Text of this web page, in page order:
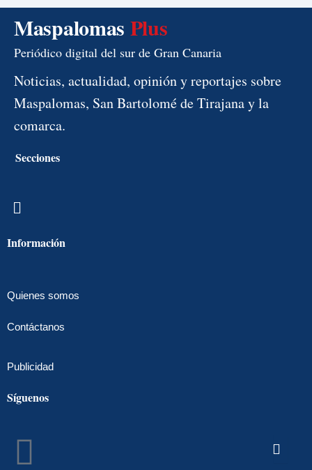
Maspalomas Plus
Periódico digital del sur de Gran Canaria
Noticias, actualidad, opinión y reportajes sobre
Maspalomas, San Bartolomé de Tirajana y la
comarca.
Secciones
Menú
Información
Quienes somos
Contáctanos
Publicidad
Síguenos
Facebook
Instagram